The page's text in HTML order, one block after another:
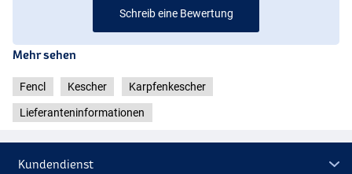
Schreib eine Bewertung
Mehr sehen
Fencl Kescher Karpfenkescher
Lieferanteninformationen
Kundendienst